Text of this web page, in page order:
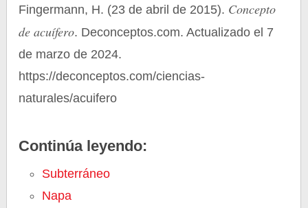
Fingermann, H. (23 de abril de 2015). Concepto
de acuífero. Deconceptos.com. Actualizado el 7
de marzo de 2024.
https://deconceptos.com/ciencias-
naturales/acuifero
Continúa leyendo:
Subterráneo
Napa